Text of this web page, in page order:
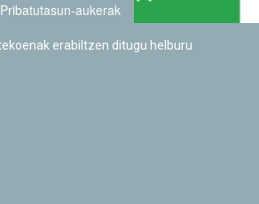
Pribatutasun-aukerak
erabiltzen ditugu helburu